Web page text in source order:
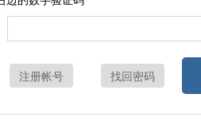
注册帐号 找回密码